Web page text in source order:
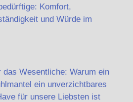
Komfort,
und Würde im
das Wesentliche: Warum ein
ein unverzichtbares
für unsere Liebsten ist